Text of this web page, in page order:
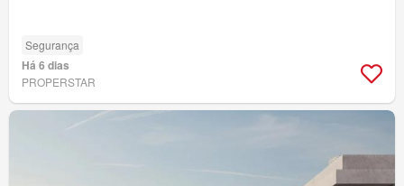
Segurança
Há 6 dias
PROPERSTAR